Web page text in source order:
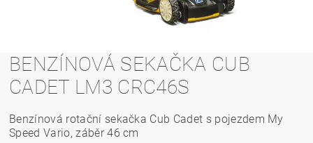
BENZÍNOVÁ SEKAČKA CUB
CADET LM3 CRC46S
Benzínová rotační sekačka Cub Cadet s pojezdem My
Speed Vario, záběr 46 cm